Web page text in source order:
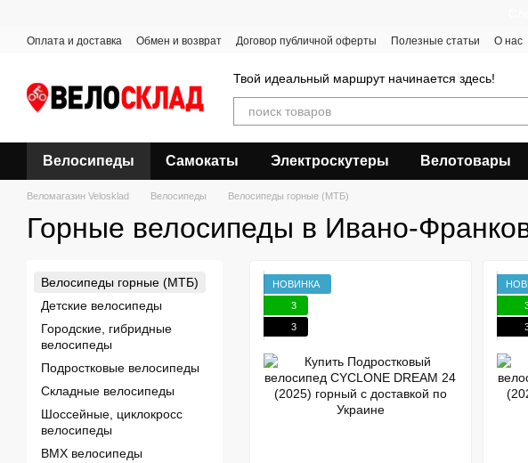
Оплата и доставка Обмен и возврат Договор публичной оферты Полезные статьи О нас
Твой идеальный маршрут начинается здесь!
Велосипеды Самокаты Электроскутеры Велотовары
Веломагазин Velosklad Велосипеды Велосипеды горные (МТБ)
Горные велосипеды в Ивано-
НОВИНКА
3
3
Велосипеды горные (МТБ)
Детские велосипеды
Городские, гибридные
велосипеды
Подростковые велосипеды
Складные велосипеды
Шоссейные, циклокросс
велосипеды
BMX велосипеды